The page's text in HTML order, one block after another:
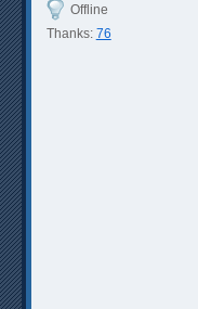
Offline
Thanks: 76